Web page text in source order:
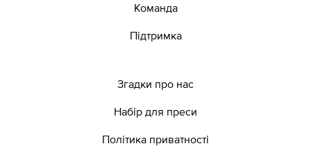
Команда
Підтримка
Згадки про нас
Набір для преси
Політика приватності